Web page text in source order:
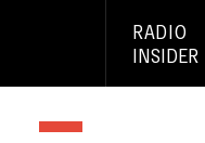
RADIO
INSIDER